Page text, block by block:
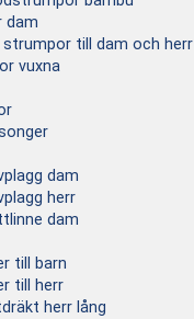
dam
till dam och herr
vuxna
dam
herr
dam
till barn
till herr
herr lång